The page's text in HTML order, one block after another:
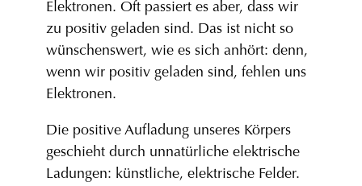
Elektronen. Oft passiert es aber, dass wir
zu positiv geladen sind. Das ist nicht so
wünschenswert, wie es sich anhört: denn,
wenn wir positiv geladen sind, fehlen uns
Elektronen.
Die positive Aufladung unseres Körpers
geschieht durch unnatürliche elektrische
Ladungen: künstliche, elektrische Felder.